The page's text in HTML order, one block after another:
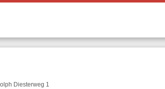
Diesterweg 1